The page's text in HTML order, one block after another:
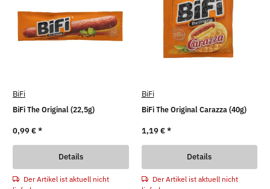
BiFi
BiFi The Original (22,5g)
0,99 €*
Details
Der Artikel ist aktuell nicht
BiFi
BiFi The Original Carazza (40g)
1,19 €*
Details
Der Artikel ist aktuell nicht